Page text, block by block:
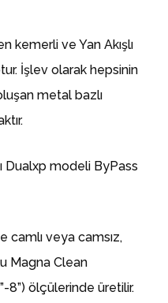
kemerli ve Yan Akışlı
İşlev olarak hepsinin
metal bazlı
Dualxp modeli ByPass
camlı veya camsız,
Magna Clean
8”) ölçülerinde üretilir.